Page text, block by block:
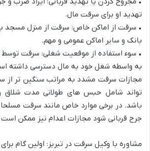
تهدید او برای سرقت مال.
• سرقت از اماکن خاص: سرقت از منزل مسجد
بانک و سایر اماکن عمومی و مهم.
• سوء استفاده از موقعیت شغلی: سرقت توسط
به واسطه شغل خود به مال دسترسی داشته
مجازات سرقت مشدد به مراتب سنگین تر
تواند شامل حبس های طولانی مدت شلاق
باشد. در برخی موارد خاص مانند سرقت
جرح قربانی شود مجازات اعدام نیز ممکن
مشاوره با وکیل سرقت در تبریز : اولین گام برای